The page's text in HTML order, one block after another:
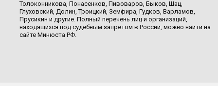
Толоконникова, Понасенков, Пивоваров, Быков, Шац,
Глуховский, Долин, Троицкий, Земфира, Гудков, Варламов,
Прусикин и другие. Полный перечень лиц и организаций,
находящихся под судебным запретом в России, можно найти на
сайте Минюста РФ.